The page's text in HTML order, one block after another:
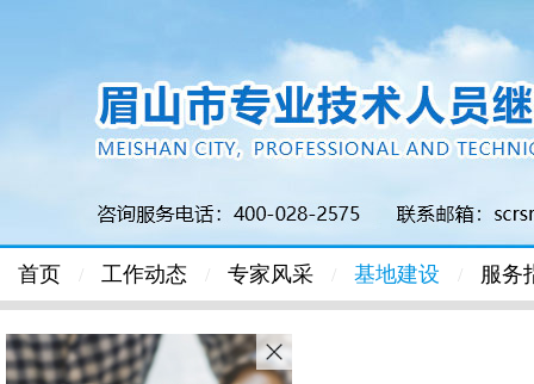
首页 / 工作动态 / 专家风采 / 基地建设 / 服务
首页>基地建设> 正文